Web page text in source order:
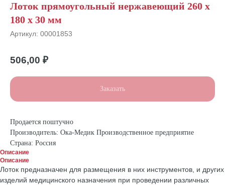
Лоток прямоугольный нержавеющий 260 х
180 х 30 мм
Артикул: 00001853
506,00 ₽
Заказать
Продается поштучно
Производитель: Ока-Медик Производственное предприятие
Страна: Россия
Описание
Описание
Лоток предназначен для размещения в них инструментов, и других
изделий медицинского назначения при проведении различных